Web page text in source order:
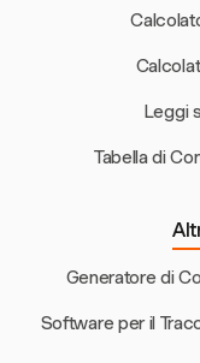
Leggi
Tabella di
Generatore di
Software per il